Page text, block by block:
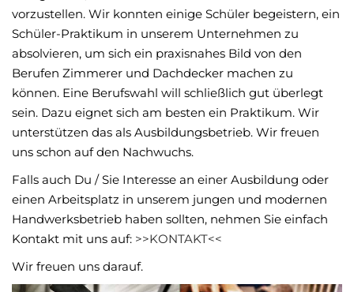
vorzustellen. Wir konnten einige Schüler begeistern, ein
Schüler-Praktikum in unserem Unternehmen zu
absolvieren, um sich ein praxisnahes Bild von den
Berufen Zimmerer und Dachdecker machen zu
können. Eine Berufswahl will schließlich gut überlegt
sein. Dazu eignet sich am besten ein Praktikum. Wir
unterstützen das als Ausbildungsbetrieb. Wir freuen
uns schon auf den Nachwuchs.
Falls auch Du / Sie Interesse an einer Ausbildung oder
einen Arbeitsplatz in unserem jungen und modernen
Handwerksbetrieb haben sollten, nehmen Sie einfach
Kontakt mit uns auf: >>KONTAKT<<
Wir freuen uns darauf.